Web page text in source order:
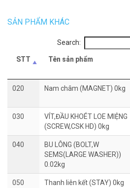
SẢN PHẨM KHÁC
Search:
STT Tên sản phẩm
020 Nam châm (MAGNET) 0kg
030
VÍT,ĐẦU KHOÉT LOE MIỆNG
(SCREW,CSK HD) 0kg
040
BU LÔNG (BOLT,W
SEMS(LARGE WASHER))
0.02kg
050 Thanh liên kết (STAY) 0kg